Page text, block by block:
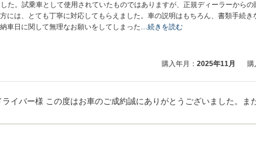
た。試乗車として使用されていたものではありますが、正規ディーラーから
には、とても丁寧に対応してもらえました。車の説明はもちろん、書類手続
車日に関して無理なお願いをしてしまった…続きを読む
購入年月： 2025年11月 購